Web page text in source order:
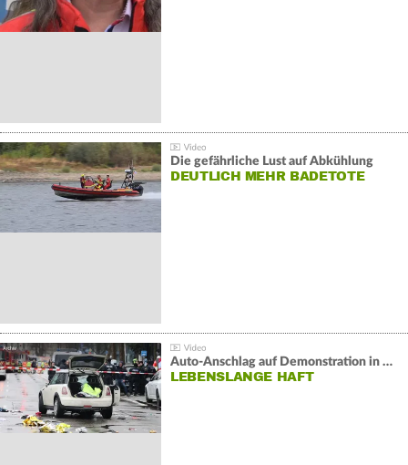
Die gefährliche Lust auf Abkühlung
DEUTLICH MEHR BADETOTE
Auto-Anschlag auf Demonstration in München:
LEBENSLANGE HAFT